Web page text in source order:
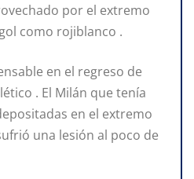
por el extremo
como rojiblanco .
en el regreso de
. El Milán que tenía
en el extremo
una lesión al poco de